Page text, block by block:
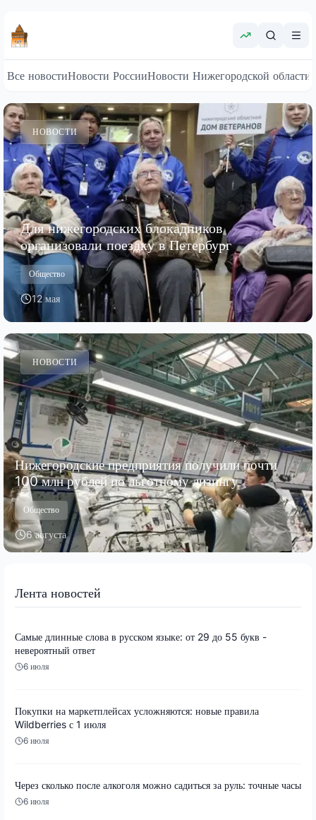
Все новостиНовости РоссииНовости Нижегородской области
НОВОСТИ
Для нижегородских блокадников
организовали поездку в Петербург
Общество
12 мая
НОВОСТИ
Нижегородские предприятия получили почти
100 млн рублей по льготному лизингу
Общество
6 августа
Лента новостей
Самые длинные слова в русском языке: от 29 до 55 букв -
невероятный ответ
6 июля
Покупки на маркетплейсах усложняются: новые правила
Wildberries с 1 июля
6 июля
Через сколько после алкоголя можно садиться за руль: точные часы
6 июля